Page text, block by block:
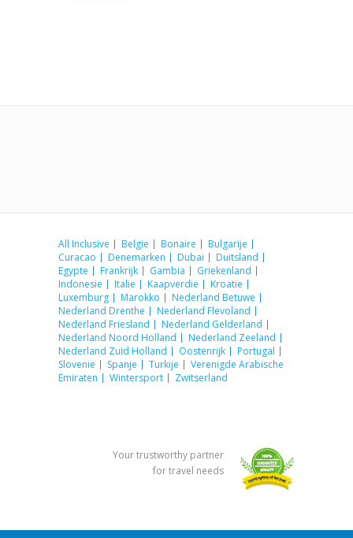
All Inclusive Belgie Bonaire
Bulgarije
Curacao
Denemarken Dubai
Duitsland
Egypte
Frankrijk Gambia
Griekenland
Indonesie
Italie Kaapverdie
Kroatie
Luxemburg
Marokko
Nederland Betuwe
Nederland Drenthe
Nederland Flevoland
Nederland Friesland
Nederland Gelderland
Nederland Noord Holland
Nederland Zeeland
Nederland Zuid Holland
Oostenrijk
Portugal
Slovenie
Spanje Turkije
Verenigde Arabische
Emiraten
Wintersport Zwitserland
Your trustworthy partner
for travel needs